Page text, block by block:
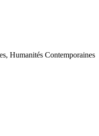
Humanités Contemporaines